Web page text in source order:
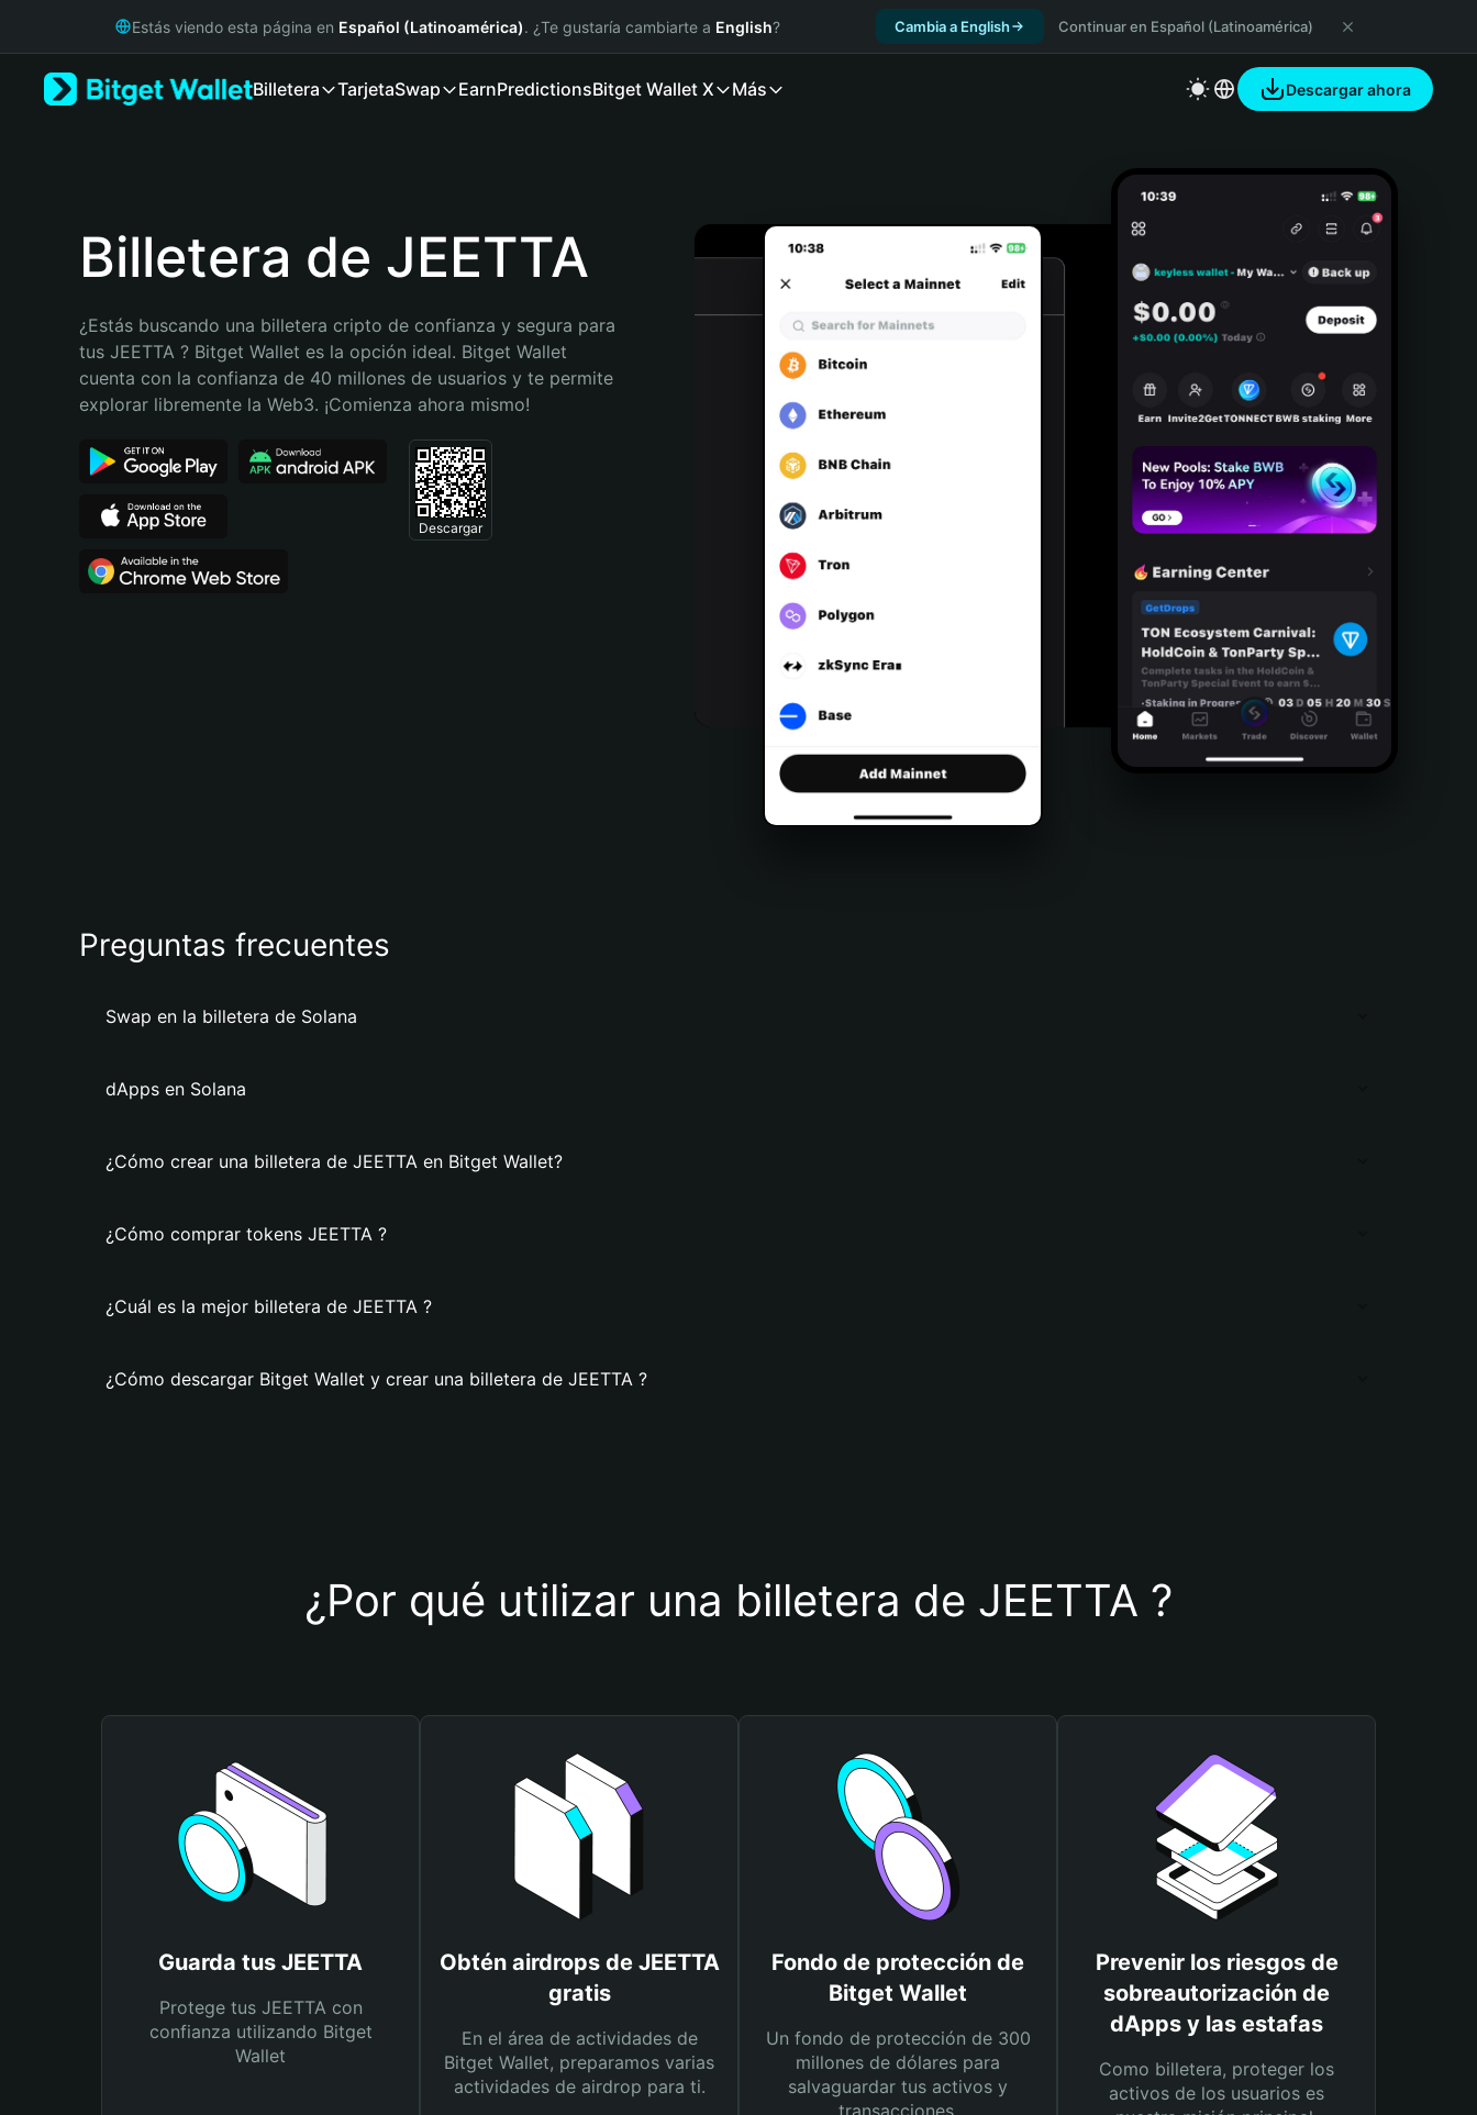
Русский
Bahasa Indonesia
Português (Brasil)
Estás viendo esta página en Español (Latinoamérica). ¿Te gustaría cambiarte a English? Cambia a English Continuar en Español (Latinoamérica)
Billetera TarjetaSwap EarnPredictionsBitget Wallet X Más Descargar ahora
Billetera de JEETTA
¿Estás buscando una billetera cripto de confianza y segura para
tus JEETTA ? Bitget Wallet es la opción ideal. Bitget Wallet
cuenta con la confianza de 40 millones de usuarios y te permite
explorar libremente la Web3. ¡Comienza ahora mismo!
Descargar
Preguntas frecuentes
Swap en la billetera de Solana
dApps en Solana
¿Cómo crear una billetera de JEETTA en Bitget Wallet?
¿Cómo comprar tokens JEETTA ?
¿Cuál es la mejor billetera de JEETTA ?
¿Cómo descargar Bitget Wallet y crear una billetera de JEETTA ?
¿Por qué utilizar una billetera de JEETTA ?
Guarda tus JEETTA
Protege tus JEETTA con
confianza utilizando Bitget
Wallet
Obtén airdrops de JEETTA
gratis
En el área de actividades de
Bitget Wallet, preparamos varias
actividades de airdrop para ti.
Fondo de protección de
Bitget Wallet
Un fondo de protección de 300
millones de dólares para
salvaguardar tus activos y
transacciones.
Prevenir los riesgos de
sobreautorización de
dApps y las estafas
Como billetera, proteger los
activos de los usuarios es